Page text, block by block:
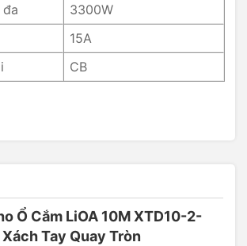
3300W
15A
CB
Ổ Cắm LiOA 10M XTD10-2-
Tay Quay Tròn